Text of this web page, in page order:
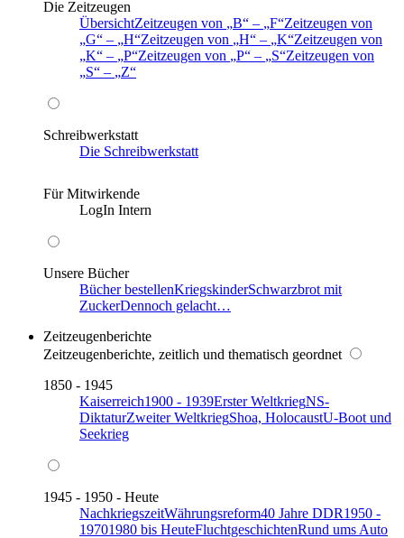
Die Zeitzeugen
ÜbersichtZeitzeugen von B – F Zeitzeugen von
G
– H Zeitzeugen von H – K Zeitzeugen von
K
– P Zeitzeugen von P – S Zeitzeugen von
S
– Z
Schreibwerkstatt
Die Schreibwerkstatt
Für Mitwirkende
LogIn Intern
Unsere Bücher
Bücher bestellenKriegskinderSchwarzbrot mit
ZuckerDennoch gelacht…
Zeitzeugenberichte
Zeitzeugenberichte, zeitlich und thematisch geordnet
1850 - 1945
Kaiserreich1900 - 1939Erster WeltkriegNS-
DiktaturZweiter WeltkriegShoa, HolocaustU-Boot und
Seekrieg
1945 - 1950 - Heute
NachkriegszeitWährungsreform40 Jahre DDR1950 -
19701980 bis HeuteFluchtgeschichtenRund ums Auto